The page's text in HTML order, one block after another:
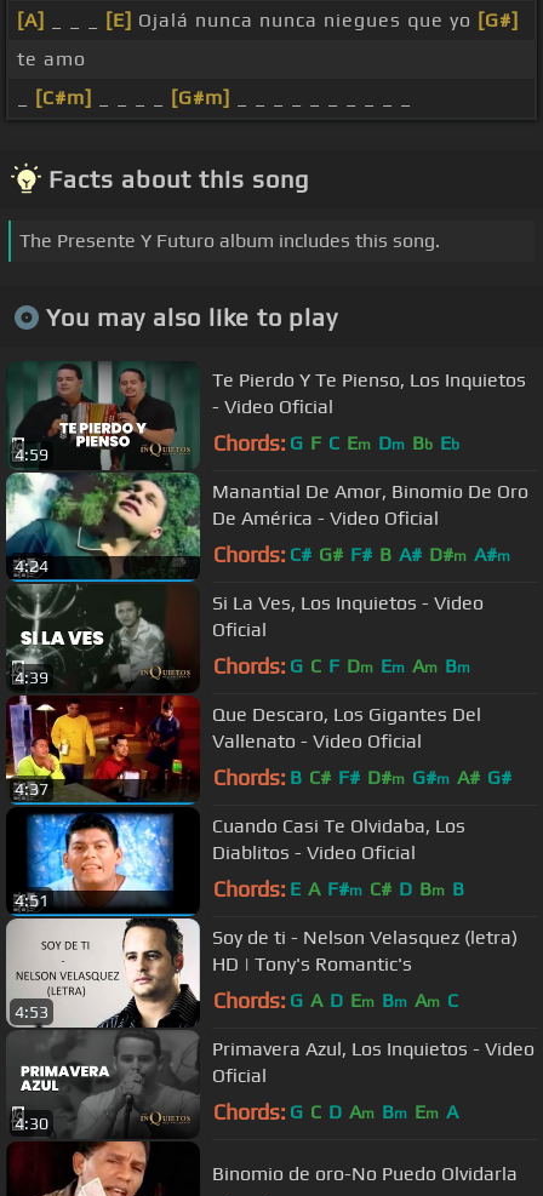
[A] [E] Ojalá nunca nunca niegues que yo [G#]
te amo
[C#m] [G#m]
Facts about this song
The Presente Y Futuro album includes this song.
You may also like to play
4:59
Te Pierdo Y Te Pienso, Los Inquietos
- Video Oficial
Chords: G F C Em Dm Bb Eb
4:24
Manantial De Amor, Binomio De Oro
De América - Video Oficial
Chords: C# G# F# B A# D#m A#m
4:39
Si La Ves, Los Inquietos - Video
Oficial
Chords: G C F Dm Em Am Bm
4:37
Que Descaro, Los Gigantes Del
Vallenato - Video Oficial
Chords: B C# F# D#m G#m A# G#
4:51
Cuando Casi Te Olvidaba, Los
Diablitos - Video Oficial
Chords: E A F#m C# D Bm B
4:53
Soy de ti - Nelson Velasquez (letra)
HD | Tony's Romantic's
Chords: G A D Em Bm Am C
4:30
Primavera Azul, Los Inquietos - Video
Oficial
Chords: G C D Am Bm Em A
Binomio de oro-No Puedo Olvidarla